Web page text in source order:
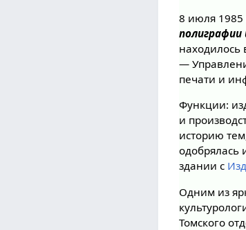
8 июля
полиграфии
—
печати и
Функции:
и
историю
одобрялась
здании с
Одним из
Томского